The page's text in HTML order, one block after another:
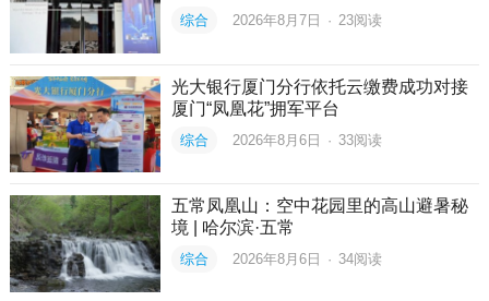
综合 2026年8月7日 · 23阅读
光大银行厦门分行依托云缴费成功对接
厦门“凤凰花”拥军平台
综合 2026年8月6日 · 33阅读
五常凤凰山：空中花园里的高山避暑秘
境 | 哈尔滨·五常
综合 2026年8月6日 · 34阅读